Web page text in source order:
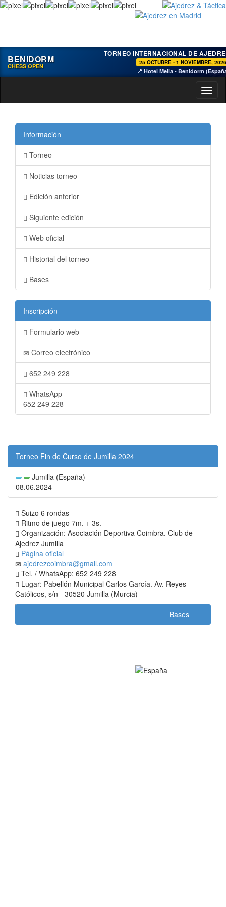
BENIDORM
CHESS OPEN
TORNEO INTERNACIONAL DE
25 OCTUBRE - 1 NOVIEMBRE, 2026
📍 Hotel Melia - Benidorm
Información
Torneo
Noticias torneo
Edición anterior
Siguiente edición
Web oficial
Historial del torneo
Bases
Inscripción
Formulario web
Correo electrónico
652 249 228
WhatsApp
652 249 228
Torneo Fin de Curso de Jumilla 2024
Jumilla (España)
08.06.2024
Suizo 6 rondas
Ritmo de juego 7m. + 3s.
Organización: Asociación Deportiva Coimbra. Club de
Ajedrez Jumilla
Página oficial
ajedrezcoimbra@gmail.com
Tel. / WhatsApp: 652 249 228
Lugar: Pabellón Municipal Carlos García. Av. Reyes
Católicos, s/n - 30520 Jumilla (Murcia)
Bases